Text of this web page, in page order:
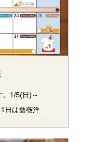
。1/5(日)～
は薔薇洋…